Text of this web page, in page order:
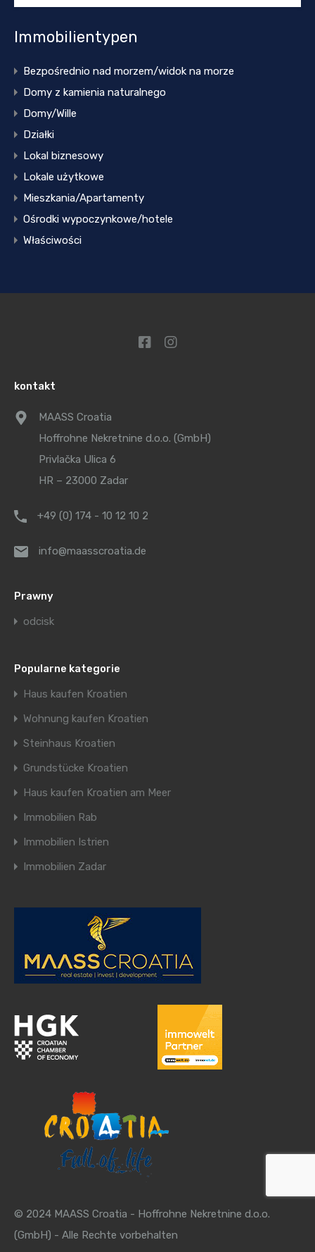
Immobilientypen
Bezpośrednio nad morzem/widok na morze
Domy z kamienia naturalnego
Domy/Wille
Działki
Lokal biznesowy
Lokale użytkowe
Mieszkania/Apartamenty
Ośrodki wypoczynkowe/hotele
Właściwości
kontakt
MAASS Croatia
Hoffrohne Nekretnine d.o.o. (GmbH)
Privlačka Ulica 6
HR – 23000 Zadar
+49 (0) 174 - 10 12 10 2
info@maasscroatia.de
Prawny
odcisk
Popularne kategorie
Haus kaufen Kroatien
Wohnung kaufen Kroatien
Steinhaus Kroatien
Grundstücke Kroatien
Haus kaufen Kroatien am Meer
Immobilien Rab
Immobilien Istrien
Immobilien Zadar
© 2024 MAASS Croatia - Hoffrohne Nekretnine d.o.o.
(GmbH) - Alle Rechte vorbehalten